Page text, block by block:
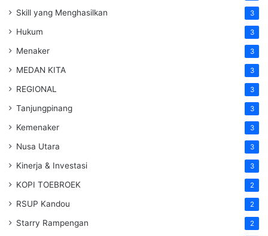
Skill yang Menghasilkan 3
Hukum 3
Menaker 3
MEDAN KITA 3
REGIONAL 3
Tanjungpinang 3
Kemenaker 3
Nusa Utara 3
Kinerja & Investasi 3
KOPI TOEBROEK 2
RSUP Kandou 2
Starry Rampengan 2